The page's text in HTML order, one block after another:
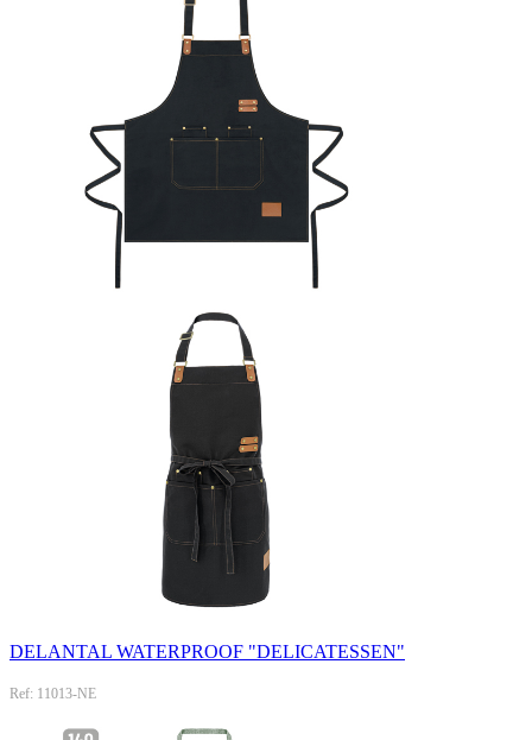
DELANTAL WATERPROOF "DELICATESSEN"
Ref: 11013-NE